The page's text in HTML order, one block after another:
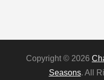
Copyright © 2026
Seasons. All